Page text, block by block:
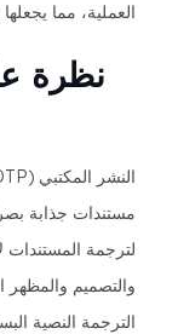
العملية، مما
نظرة
مستندات جذابة
لترجمة المستندات
الترجمة النصية